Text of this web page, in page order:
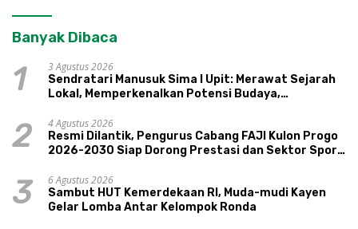
Banyak Dibaca
1
3 Agustus 2026
Sendratari Manusuk Sima I Upit: Merawat Sejarah
Lokal, Memperkenalkan Potensi Budaya,
2
4 Agustus 2026
Resmi Dilantik, Pengurus Cabang FAJI Kulon Progo
2026-2030 Siap Dorong Prestasi dan Sektor Sport
3
6 Agustus 2026
Sambut HUT Kemerdekaan RI, Muda-mudi Kayen
Gelar Lomba Antar Kelompok Ronda